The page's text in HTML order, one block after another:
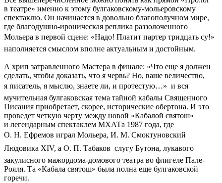
в театре» именно к этому булгаковскому-мольеровскому
спектаклю. Он начинается в довольно благополучном мире,
где благодушно-ироническая реплика раззолоченного
Мольера в первой сцене: «Надо! Платит партер тридцать су!» 
наполняется смыслом вполне актуальным и достойным.
А хрип затравленного Мастера в финале: «Что еще я должен
сделать, чтобы доказать, что я червь? Но, ваше величество,
я писатель, я мыслю, знаете ли, и протестую…»  и вся
мучительная булгаковская тема тайной кабалы Священного
Писания приобретает, скорее, исторические обертона. И это
проведет четкую черту между новой «Кабалой святош»
и легендарным спектаклем МХАТа 1987 года, где
О. Н. Ефремов играл Мольера, И. М. Смоктуновский 
Людовика XIV, а О. П. Табаков  слугу Бутона, лукавого
закулисного мажордома-домового театра во флигеле Пале-
Рояля. Та «Кабала святош» была полна еще булгаковской
горечи.